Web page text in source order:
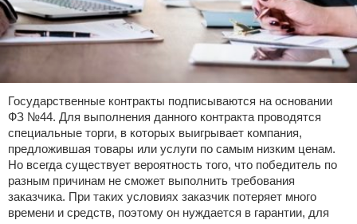
Государственные контракты подписываются на основании
ФЗ №44. Для выполнения данного контракта проводятся
специальные торги, в которых выигрывает компания,
предложившая товары или услуги по самым низким ценам.
Но всегда существует вероятность того, что победитель по
разным причинам не сможет выполнить требования
заказчика. При таких условиях заказчик потеряет много
времени и средств, поэтому он нуждается в гарантии, для